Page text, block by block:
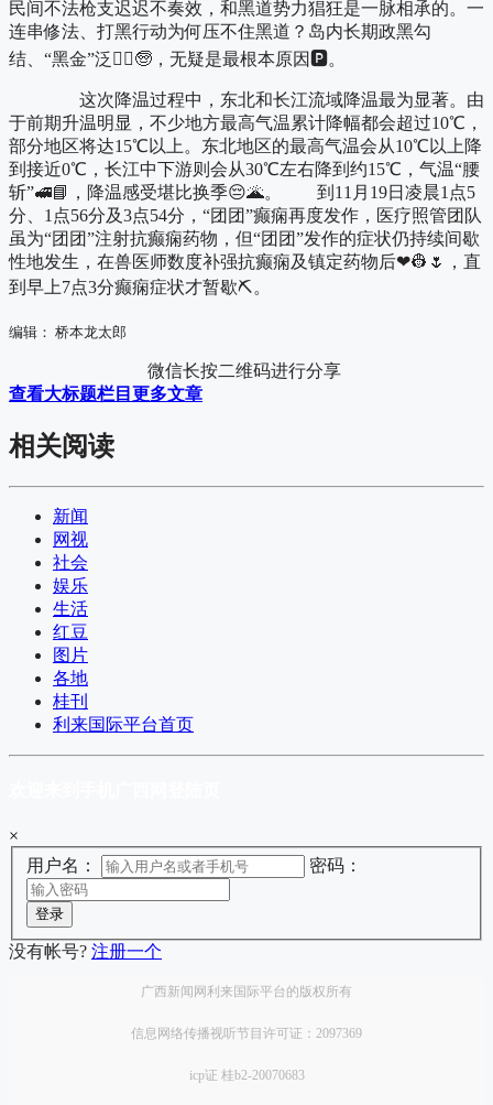
民间不法枪支迟迟不奏效，和黑道势力猖狂是一脉相承的。一
连串修法、打黑行动为何压不住黑道？岛内长期政黑勾
结、“黑金”泛滥🏿🧓，无疑是最根本原因🅿。
这次降温过程中，东北和长江流域降温最为显著。由
于前期升温明显，不少地方最高气温累计降幅都会超过10℃，
部分地区将达15℃以上。东北地区的最高气温会从10℃以上降
到接近0℃，长江中下游则会从30℃左右降到约15℃，气温“腰
斩”🚅📘，降温感受堪比换季😔🌋。 到11月19日凌晨1点5
分、1点56分及3点54分，“团团”癫痫再度发作，医疗照管团队
虽为“团团”注射抗癫痫药物，但“团团”发作的症状仍持续间歇
性地发生，在兽医师数度补强抗癫痫及镇定药物后❤👷🌷，直
到早上7点3分癫痫症状才暂歇⛏。
编辑： 桥本龙太郎
微信长按二维码进行分享
查看大标题栏目更多文章
相关阅读
新闻
网视
社会
娱乐
生活
红豆
图片
各地
桂刊
利来国际平台首页
×
用户名：
密码：
登录
没有帐号? 注册一个
广西新闻网利来国际平台的版权所有
信息网络传播视听节目许可证：2097369
icp证 桂b2-20070683